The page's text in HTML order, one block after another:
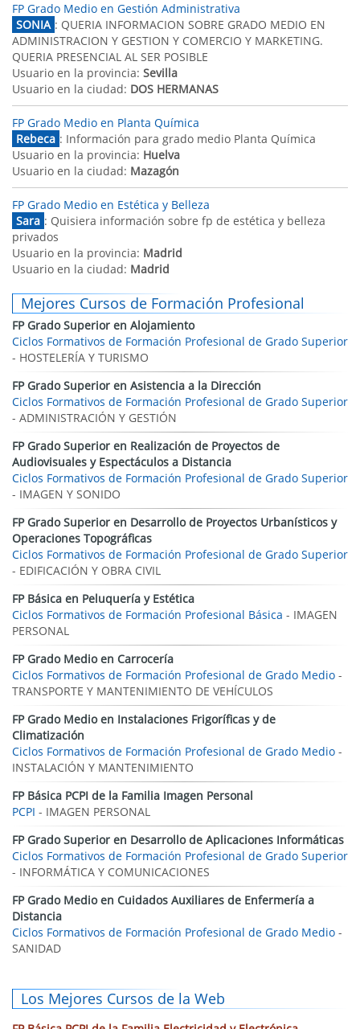
FP Grado Medio en Gestión Administrativa
SONIA : QUERIA INFORMACION SOBRE GRADO MEDIO EN
ADMINISTRACION Y GESTION Y COMERCIO Y MARKETING.
QUERIA PRESENCIAL AL SER POSIBLE
Usuario en la provincia: Sevilla
Usuario en la ciudad: DOS HERMANAS
FP Grado Medio en Planta Química
Rebeca : Información para grado medio Planta Química
Usuario en la provincia: Huelva
Usuario en la ciudad: Mazagón
FP Grado Medio en Estética y Belleza
Sara : Quisiera información sobre fp de estética y belleza
privados
Usuario en la provincia: Madrid
Usuario en la ciudad: Madrid
Mejores Cursos de Formación Profesional
FP Grado Superior en Alojamiento
Ciclos Formativos de Formación Profesional de Grado Superior
- HOSTELERÍA Y TURISMO
FP Grado Superior en Asistencia a la Dirección
Ciclos Formativos de Formación Profesional de Grado Superior
- ADMINISTRACIÓN Y GESTIÓN
FP Grado Superior en Realización de Proyectos de
Audiovisuales y Espectáculos a Distancia
Ciclos Formativos de Formación Profesional de Grado Superior
- IMAGEN Y SONIDO
FP Grado Superior en Desarrollo de Proyectos Urbanísticos y
Operaciones Topográficas
Ciclos Formativos de Formación Profesional de Grado Superior
- EDIFICACIÓN Y OBRA CIVIL
FP Básica en Peluquería y Estética
Ciclos Formativos de Formación Profesional Básica - IMAGEN
PERSONAL
FP Grado Medio en Carrocería
Ciclos Formativos de Formación Profesional de Grado Medio -
TRANSPORTE Y MANTENIMIENTO DE VEHÍCULOS
FP Grado Medio en Instalaciones Frigoríficas y de
Climatización
Ciclos Formativos de Formación Profesional de Grado Medio -
INSTALACIÓN Y MANTENIMIENTO
FP Básica PCPI de la Familia Imagen Personal
PCPI - IMAGEN PERSONAL
FP Grado Superior en Desarrollo de Aplicaciones Informáticas
Ciclos Formativos de Formación Profesional de Grado Superior
- INFORMÁTICA Y COMUNICACIONES
FP Grado Medio en Cuidados Auxiliares de Enfermería a
Distancia
Ciclos Formativos de Formación Profesional de Grado Medio -
SANIDAD
Los Mejores Cursos de la Web